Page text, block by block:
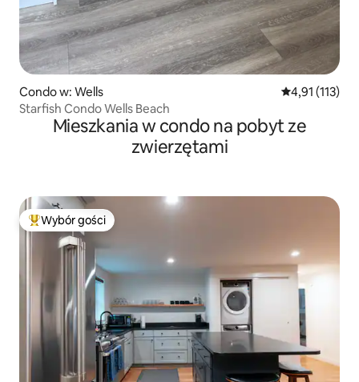
Condo w: Wells Średnia
4,91 (113)
Starfish Condo Wells Beach
Mieszkania w condo na pobyt ze
zwierzętami
Najpopularniejsze z kategorii Wybór gości
Wybór gości